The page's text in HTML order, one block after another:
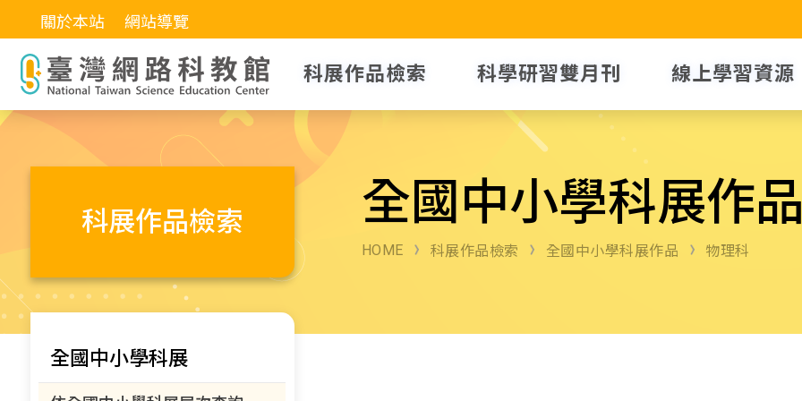
關於本站 網站導覽
科展作品檢索 科學研習雙月刊 線上學習資源
科展作品檢索 全國中小學科展作
HOME 科展作品檢索 全國中小學科展作品 物理科
全國中小學科展